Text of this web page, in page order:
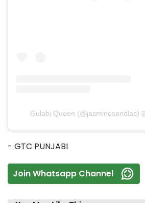
Gulabi Queen (@jasminesandlas)
- GTC PUNJABI
Join Whatsapp Channel